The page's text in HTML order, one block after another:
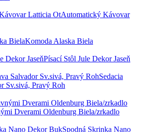
Automatický Kávovar
Komoda Alaska Biela
Písací Stôl Jule Dekor Jaseň
Sedacia
Sv.sivá, Pravý Roh
Dverami Oldenburg Biela/zrkadlo
Spodná Skrinka Nano